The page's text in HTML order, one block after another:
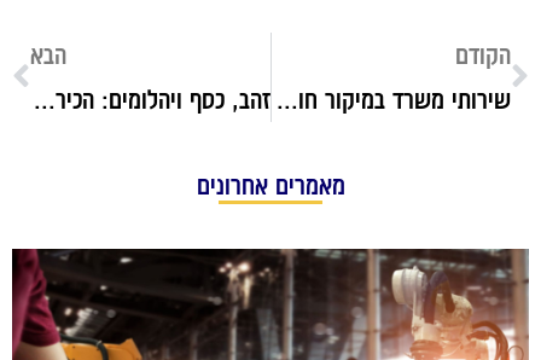
הקודם
שירותי משרד במיקור חוץ: כך חוסכים כסף בעסק ב-2022
הבא
זהב, כסף ויהלומים: הכירו את תכשיטי חביב, החנות הוותיקה מבאר שבע
מאמרים אחרונים